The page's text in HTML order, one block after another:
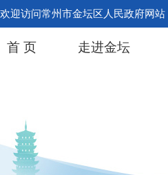
欢迎访问常州市金坛区人民政府网站
首 页 走进金坛